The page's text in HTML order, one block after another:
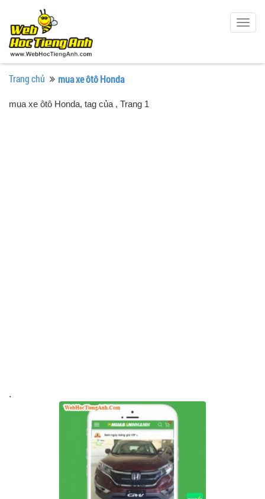
Trang chủ mua xe ôtô Honda
mua xe ôtô Honda, tag của , Trang 1
.